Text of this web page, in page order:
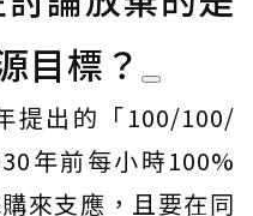
目標？
提出的「100/100/
年前每小時100%
來支應，且要在同